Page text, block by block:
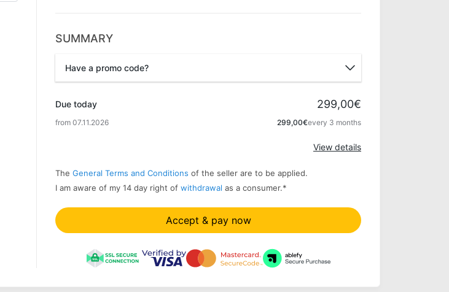
SUMMARY
Have a promo code?
Due today 299,00€
from 07.11.2026 299,00€every 3 months
View details
The General Terms and Conditions of the seller are to be applied.
I am aware of my 14 day right of withdrawal as a consumer.*
Accept & pay now